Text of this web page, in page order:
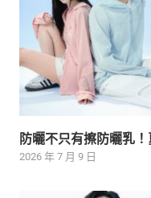
防曬不只有擦防曬乳
2026 年 7 月 9 日